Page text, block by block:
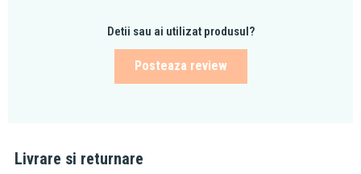
Detii sau ai utilizat produsul?
Posteaza review
Livrare si returnare